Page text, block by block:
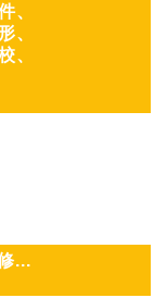
、
、
、
...